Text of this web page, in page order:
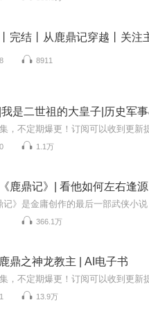
8911
1.1万
鹿鼎记》| 看他如何左右逢源
366.1万
鼎之神龙教主 | AI电子书
13.9万